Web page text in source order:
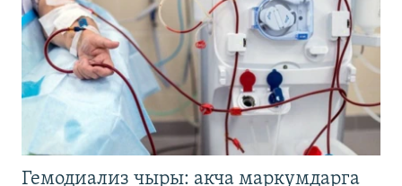
Гемодиализ чыры: акча маркумдарга